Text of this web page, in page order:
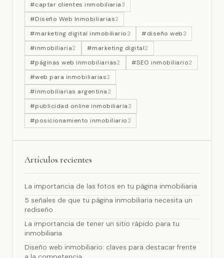
#captar clientes inmobiliaria 3
#Diseño Web Inmobiliarias2
#marketing digital inmobiliario 2 #diseño web 2
#inmobiliaria2 #marketing digital2
#páginas web inmobiliarias2 #SEO inmobiliario2
#web para inmobiliarias2
#inmobiliarias argentina 2
#publicidad online inmobiliaria 2
#posicionamiento inmobiliario 2
Artículos recientes
La importancia de las fotos en tu página inmobiliaria
5 señales de que tu página inmobiliaria necesita un
rediseño
La importancia de tener un sitio rápido para tu
inmobiliaria
Diseño web inmobiliario: claves para destacar frente